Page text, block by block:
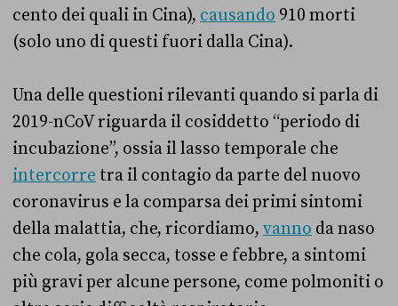
cento dei quali in Cina), causando 910 morti
(solo uno di questi fuori dalla Cina).
Una delle questioni rilevanti quando si parla di
2019-nCoV riguarda il cosiddetto “periodo di
incubazione”, ossia il lasso temporale che
intercorre tra il contagio da parte del nuovo
coronavirus e la comparsa dei primi sintomi
della malattia, che, ricordiamo, vanno da naso
che cola, gola secca, tosse e febbre, a sintomi
più gravi per alcune persone, come polmoniti o